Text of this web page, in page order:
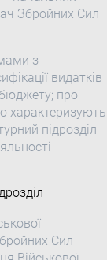
Збройних Сил
з
видатків
про
характеризують
підрозділ
Сил